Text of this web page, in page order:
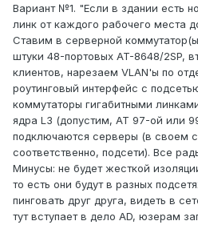
Вариант №1. "Если в здании есть
линк от каждого рабочего места
Ставим в серверной
штуки 48-портовых AT-8648/2SP,
клиентов, нарезаем VLAN'ы по
роутинговый интерфейс с
коммутаторы гигабитными
ядра L3 (допустим, AT 97-ой или
подключаются серверы (в своем
соответственно, подсети). Все
Минусы: не будет жесткой
то есть они будут в разных
пинговать друг друга, видеть в
тут вступает в дело AD, юзерам